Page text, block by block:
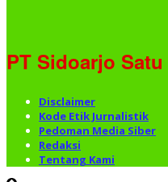
PT Sidoarjo
Disclaimer
Kode Etik Jurnalistik
Pedoman Media Siber
Redaksi
Tentang Kami